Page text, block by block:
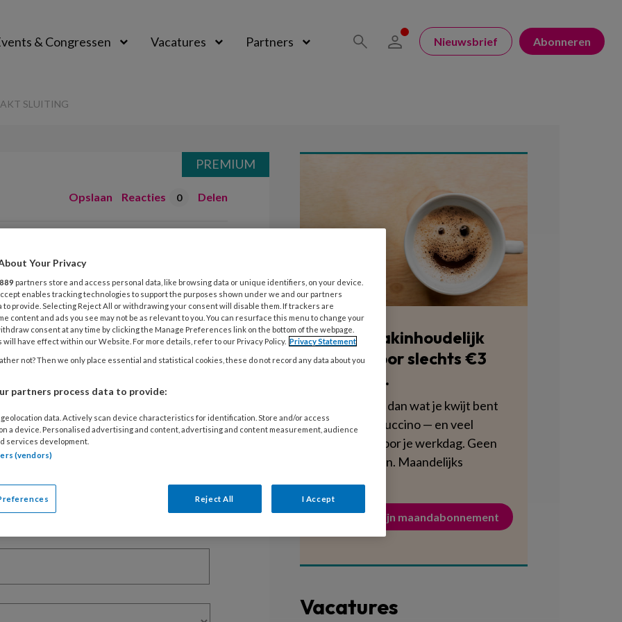
& Congressen Vacatures Partners Nieuwsbrief Abonneren
SLUITING
Opslaan Reacties 0 Delen
sluiting
lezen?
lees 2 artikelen gratis per maand
PREMIUM
Blijf vakinhoudelijk
scherp voor slechts €3
per week.
Dat is minder dan wat je kwijt bent
aan een cappuccino — en veel
voedzamer voor je werkdag. Geen
verplichtingen. Maandelijks
Activeer mijn maandabonnement
Vacatures
Your Privacy
889 partners store and access personal data, like browsing data or unique identifiers, on your device.
enables tracking technologies to support the purposes shown under we and our partners
to provide. Selecting Reject All or withdrawing your consent will disable them. If trackers are
content and ads you see may not be as relevant to you. You can resurface this menu to change your
consent at any time by clicking the Manage Preferences link on the bottom of the webpage.
will have effect within our Website. For more details, refer to our Privacy Policy. Privacy Statement
not? Then we only place essential and statistical cookies, these do not record any data about you
partners process data to provide:
data. Actively scan device characteristics for identification. Store and/or access
a device. Personalised advertising and content, advertising and content measurement, audience
services development.
(vendors)
Reject All I Accept